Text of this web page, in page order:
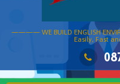
———— WE BUILD ENGLISH
Easily, Fast